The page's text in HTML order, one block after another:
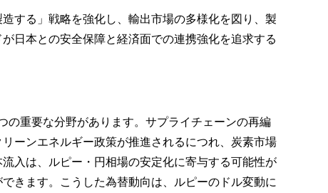
する」戦略を強化し、輸出市場の多様化を図り、製
日本との安全保障と経済面での連携強化を追求する
の重要な分野があります。サプライチェーンの再編
ーンエネルギー政策が推進されるにつれ、炭素市場
入は、ルピー・円相場の安定化に寄与する可能性が
きます。こうした為替動向は、ルピーのドル変動に